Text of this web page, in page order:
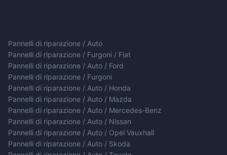
Pannelli di riparazione / Auto
Pannelli di riparazione / Furgoni / Fiat
Pannelli di riparazione / Auto / Ford
Pannelli di riparazione / Furgoni
Pannelli di riparazione / Auto / Honda
Pannelli di riparazione / Auto / Mazda
Pannelli di riparazione / Auto / Mercedes-Benz
Pannelli di riparazione / Auto / Nissan
Pannelli di riparazione / Auto / Opel Vauxhall
Pannelli di riparazione / Auto / Skoda